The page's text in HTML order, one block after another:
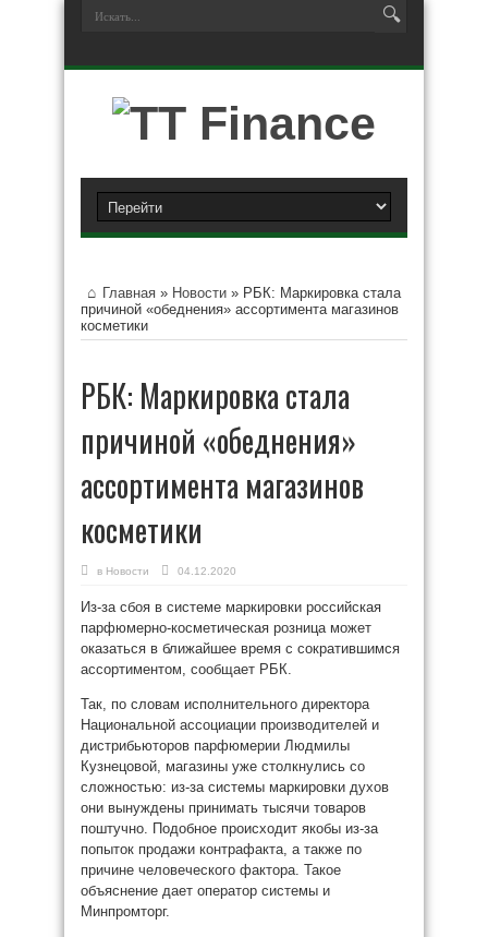
Главная » Новости » РБК: Маркировка стала
причиной «обеднения» ассортимента магазинов
косметики
РБК: Маркировка стала
причиной «обеднения»
ассортимента магазинов
косметики
в Новости 04.12.2020
Из-за сбоя в системе маркировки российская
парфюмерно-косметическая розница может
оказаться в ближайшее время с сократившимся
ассортиментом, сообщает РБК.
Так, по словам исполнительного директора
Национальной ассоциации производителей и
дистрибьюторов парфюмерии Людмилы
Кузнецовой, магазины уже столкнулись со
сложностью: из-за системы маркировки духов
они вынуждены принимать тысячи товаров
поштучно. Подобное происходит якобы из-за
попыток продажи контрафакта, а также по
причине человеческого фактора. Такое
объяснение дает оператор системы и
Минпромторг.